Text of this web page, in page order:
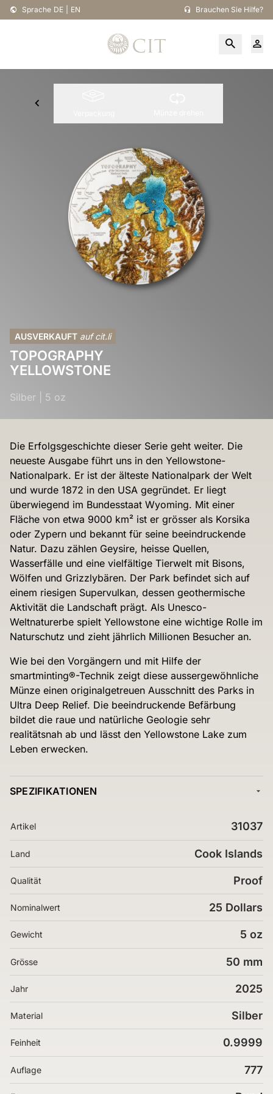
Sprache DE EN Brauchen Sie Hilfe?
AUSVERKAUFT auf cit.li
TOPOGRAPHY
YELLOWSTONE
Silber 5 oz
Die Erfolgsgeschichte dieser Serie geht weiter. Die
neueste Ausgabe führt uns in den Yellowstone-
Nationalpark. Er ist der älteste Nationalpark der Welt
und wurde 1872 in den USA gegründet. Er liegt
überwiegend im Bundesstaat Wyoming. Mit einer
Fläche von etwa 9000 km² ist er grösser als Korsika
oder Zypern und bekannt für seine beeindruckende
Natur. Dazu zählen Geysire, heisse Quellen,
Wasserfälle und eine vielfältige Tierwelt mit Bisons,
Wölfen und Grizzlybären. Der Park befindet sich auf
einem riesigen Supervulkan, dessen geothermische
Aktivität die Landschaft prägt. Als Unesco-
Weltnaturerbe spielt Yellowstone eine wichtige Rolle im
Naturschutz und zieht jährlich Millionen Besucher an.
Wie bei den Vorgängern und mit Hilfe der
smartminting®-Technik zeigt diese aussergewöhnliche
Münze einen originalgetreuen Ausschnitt des Parks in
Ultra Deep Relief. Die beeindruckende Befärbung
bildet die raue und natürliche Geologie sehr
realitätsnah ab und lässt den Yellowstone Lake zum
Leben erwecken.
SPEZIFIKATIONEN
Artikel 31037
Land Cook Islands
Qualität Proof
Nominalwert 25 Dollars
Gewicht 5 oz
Grösse 50 mm
Jahr 2025
Material Silber
Feinheit 0.9999
Auflage 777